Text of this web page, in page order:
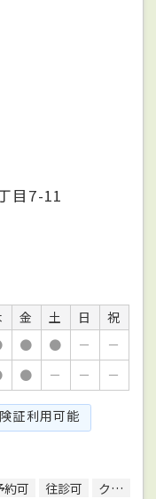
目7-11
金 土 日
祝
● ● －
－
● － － －
証利用可能
約可 往診可
クレジットカード対応